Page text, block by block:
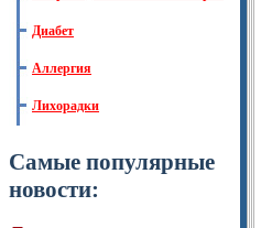
Диабет
Аллергия
Лихорадки
Самые популярные
новости: